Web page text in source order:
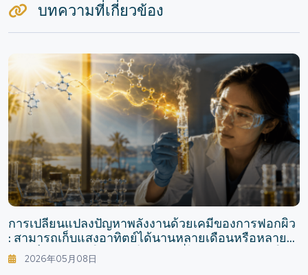
บทความที่เกี่ยวข้อง
การเปลี่ยนแปลงปัญหาพลังงานด้วยเคมีของการฟอกผิว
: สามารถเก็บแสงอาทิตย์ได้นานหลายเดือนหรือหลายปี?
การเก็บพลังงานในระดับโมเลกุลที่ได้รับแรงบันดาลใจ
จาก DNA
2026年05月08日